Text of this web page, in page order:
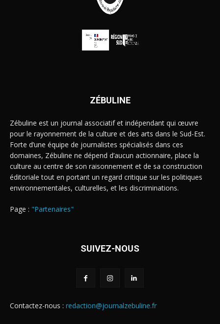
ZÉBULINE
Zébuline est un journal associatif et indépendant qui œuvre
pour le rayonnement de la culture et des arts dans le Sud-Est.
Forte d’une équipe de journalistes spécialisés dans ces
domaines, Zébuline ne dépend d’aucun actionnaire, place la
culture au centre de son raisonnement et de sa construction
éditoriale tout en portant un regard critique sur les politiques
environnementales, culturelles, et les discriminations.
Page : "Partenaires"
SUIVEZ-NOUS
Contactez-nous : redaction@journalzebuline.fr